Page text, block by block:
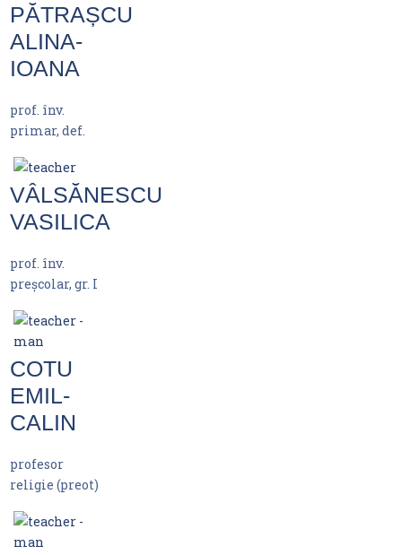
PĂTRAȘCU
ALINA-
IOANA
prof. înv.
primar, def.
VÂLSĂNESCU
VASILICA
prof. înv.
preșcolar, gr. I
COTU
EMIL-
CALIN
profesor
religie (preot)